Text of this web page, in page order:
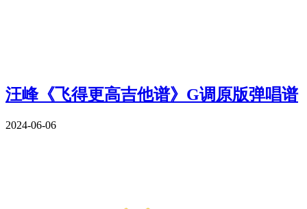
汪峰《飞得更高吉他谱》G调原版弹唱谱
2024-06-06